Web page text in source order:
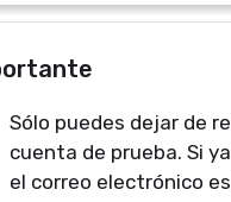
Sólo puedes dejar de
cuenta de prueba. Si
el correo electrónico